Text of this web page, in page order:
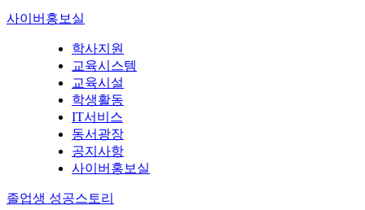
사이버홍보실
학사지원
교육시스템
교육시설
학생활동
IT서비스
동서광장
공지사항
사이버홍보실
졸업생 성공스토리